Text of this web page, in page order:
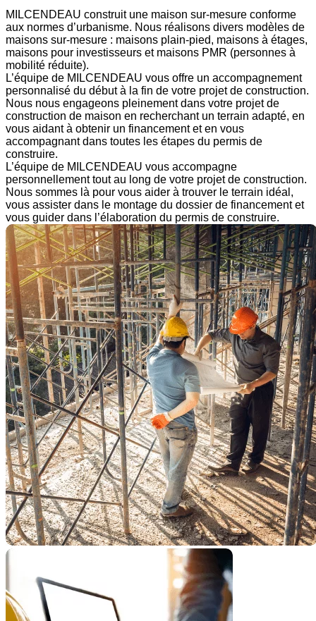
MILCENDEAU construit une maison sur-mesure conforme
aux normes d’urbanisme. Nous réalisons divers modèles de
maisons sur-mesure : maisons plain-pied, maisons à étages,
maisons pour investisseurs et maisons PMR (personnes à
mobilité réduite).
L’équipe de MILCENDEAU vous offre un accompagnement
personnalisé du début à la fin de votre projet de construction.
Nous nous engageons pleinement dans votre projet de
construction de maison en recherchant un terrain adapté, en
vous aidant à obtenir un financement et en vous
accompagnant dans toutes les étapes du permis de
construire.
L’équipe de MILCENDEAU vous accompagne
personnellement tout au long de votre projet de construction.
Nous sommes là pour vous aider à trouver le terrain idéal,
vous assister dans le montage du dossier de financement et
vous guider dans l’élaboration du permis de construire.